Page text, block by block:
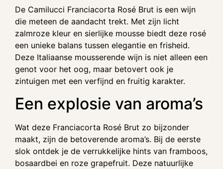
De Camilucci Franciacorta Rosé Brut is een wijn
die meteen de aandacht trekt. Met zijn licht
zalmroze kleur en sierlijke mousse biedt deze rosé
een unieke balans tussen elegantie en frisheid.
Deze Italiaanse mousserende wijn is niet alleen een
genot voor het oog, maar betovert ook je
zintuigen met een verfijnd en fruitig karakter.
Een explosie van aroma’s
Wat deze Franciacorta Rosé Brut zo bijzonder
maakt, zijn de betoverende aroma’s. Bij de eerste
slok ontdek je de verrukkelijke hints van framboos,
bosaardbei en roze grapefruit. Deze natuurlijke